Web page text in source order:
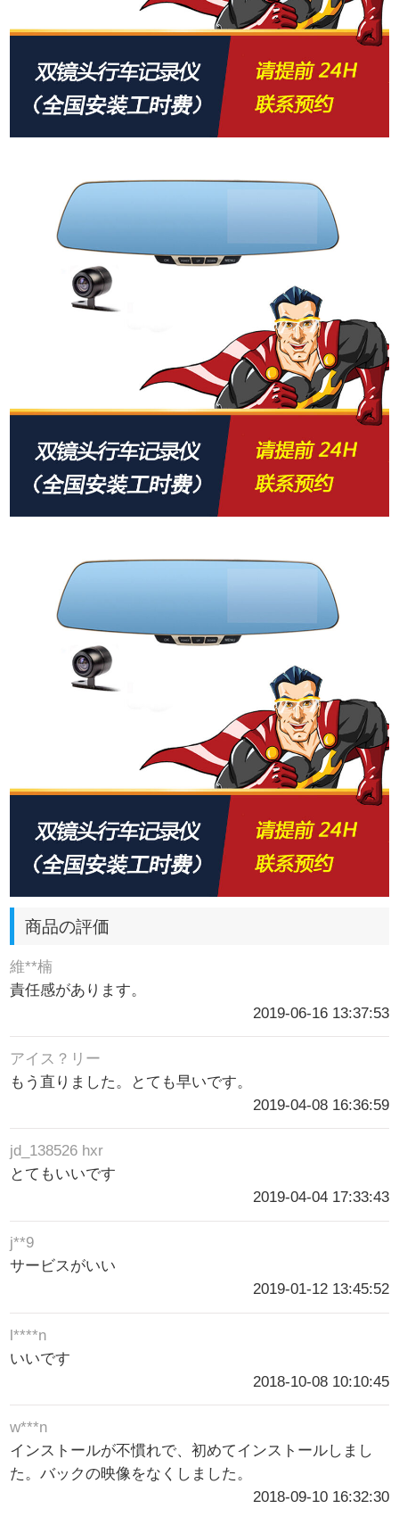
商品の評価
維**楠
責任感があります。
2019-06-16 13:37:53
アイス？リー
もう直りました。とても早いです。
2019-04-08 16:36:59
jd_138526 hxr
とてもいいです
2019-04-04 17:33:43
j**9
サービスがいい
2019-01-12 13:45:52
l****n
いいです
2018-10-08 10:10:45
w***n
インストールが不慣れで、初めてインストールしまし
た。バックの映像をなくしました。
2018-09-10 16:32:30